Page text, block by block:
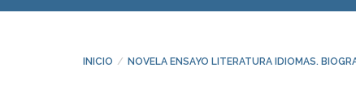
INICIO NOVELA ENSAYO LITERATURA IDIOMAS.